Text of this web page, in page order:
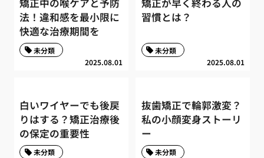
矯正中の喉ケアと予防
法！違和感を最小限に
快適な治療期間を
2025.08.01
未分類
矯正が早く終わる人の
習慣とは？
2025.08.01
未分類
白いワイヤーでも後戻
りはする？矯正治療後
の保定の重要性
未分類
抜歯矯正で輪郭激変？
私の小顔変身ストーリ
ー
未分類